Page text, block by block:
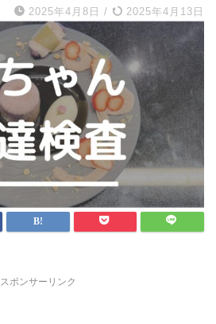
2025年4月8日 / 2025年4月13日
スポンサーリンク